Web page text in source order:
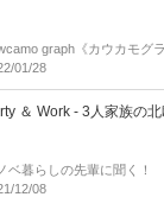
graph《カウカモグラ
01/28
＆ Work - 3人家族の
ベ暮らしの先輩に聞く！
12/08